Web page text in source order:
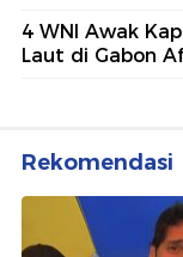
4 WNI Awak
Laut di Gabon
Rekomendasi